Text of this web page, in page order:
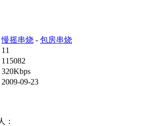
慢摇串烧 - 包房串烧
11
115082
320Kbps
2009-09-23
：